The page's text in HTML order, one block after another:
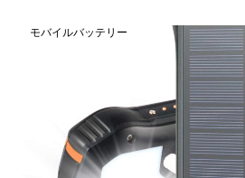
モバイルバッテリー